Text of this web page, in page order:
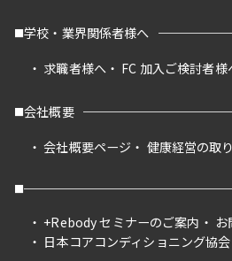
学校・業界関係者様へ
求職者様へ
FC 加入ご検討者様
会社概要
会社概要ページ
健康経営の取
+Rebody セミナーのご案内
日本コアコンディショニング協会